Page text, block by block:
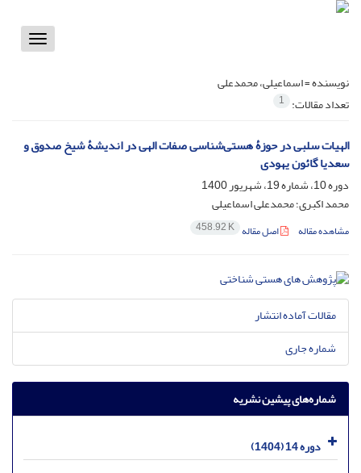
Toggle
نویسنده =اسماعیلی، محمدعلی
تعداد مقالات: 1
الهیات سلبی در حوزۀ هستی‌شناسی صفات الهی در اندیشۀ شیخ صدوق و
سعدیا گائون یهودی
دوره 10، شماره 19، شهریور 1400
محمد اکبری؛ محمدعلی اسماعیلی
مشاهده مقاله اصل مقاله 458.92 K
مقالات آماده انتشار
شماره جاری
شماره‌های پیشین نشریه
دوره 14 (1404)